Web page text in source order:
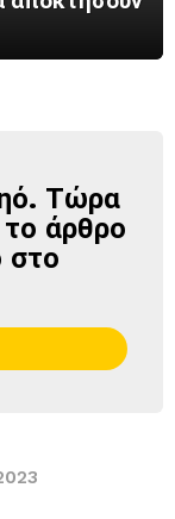
Τώρα
το άρθρο
στο